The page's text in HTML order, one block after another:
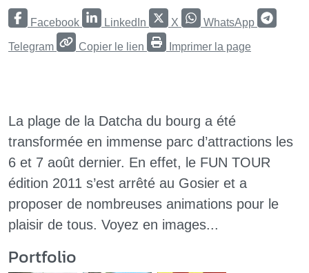
Facebook LinkedIn X WhatsApp
Telegram Copier le lien Imprimer la page
La plage de la Datcha du bourg a été
transformée en immense parc d’attractions les
6 et 7 août dernier. En effet, le FUN TOUR
édition 2011 s’est arrêté au Gosier et a
proposer de nombreuses animations pour le
plaisir de tous. Voyez en images...
Portfolio